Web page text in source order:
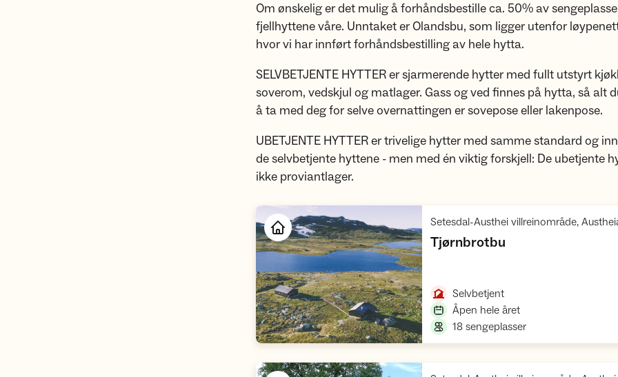
Om ønskelig er det mulig å forhåndsbestille ca. 50% av
fjellhyttene våre. Unntaket er Olandsbu, som ligger utenfor
hvor vi har innført forhåndsbestilling av hele hytta.
SELVBETJENTE HYTTER er sjarmerende hytter med fullt utstyrt
soverom, vedskjul og matlager. Gass og ved finnes på hytta, så alt
å ta med deg for selve overnattingen er sovepose eller lakenpose.
UBETJENTE HYTTER er trivelige hytter med samme standard og
de selvbetjente hyttene - men med én viktig forskjell: De ubetjente
ikke proviantlager.
Setesdal-Austhei villreinområde,
Tjørnbrotbu,
Selvbetjent,
Åpen hele året,
18 sengeplasser,